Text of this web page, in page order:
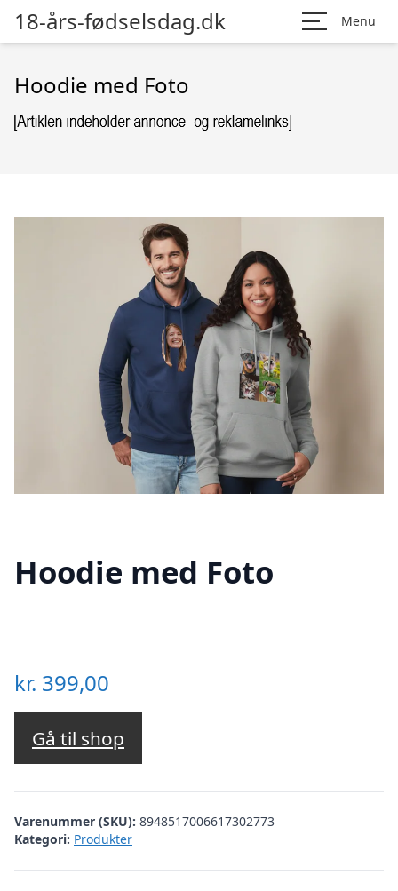
18-års-fødselsdag.dk Menu
Hoodie med Foto
Hoodie med Foto
kr. 399,00
Gå til shop
Varenummer (SKU): 8948517006617302773
Kategori: Produkter